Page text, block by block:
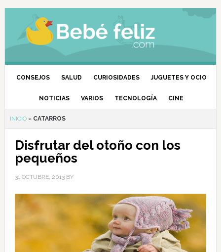
CONSEJOS SALUD CURIOSIDADES JUGUETES Y OCIO
NOTICIAS VARIOS TECNOLOGÍA CINE
INICIO» CATARROS
Disfrutar del otoño con los
pequeños
31 OCTUBRE, 2013BY